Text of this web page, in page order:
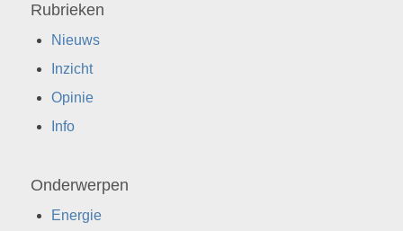
Rubrieken
Nieuws
Inzicht
Opinie
Info
Onderwerpen
Energie